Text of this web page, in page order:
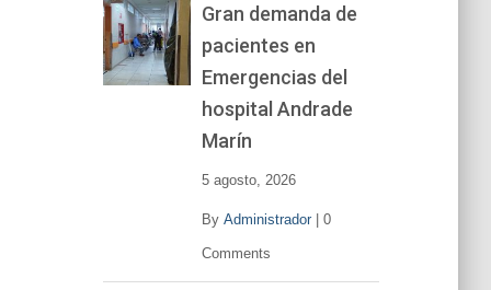
Gran demanda de
pacientes en
Emergencias del
hospital Andrade
Marín
5 agosto, 2026
By Administrador| 0
Comments